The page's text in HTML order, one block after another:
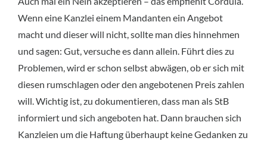
Wenn eine Kanzlei einem Mandanten ein Angebot
macht und dieser will nicht, sollte man dies hinnehmen
und sagen: Gut, versuche es dann allein. Führt dies zu
Problemen, wird er schon selbst abwägen, ob er sich mit
diesen rumschlagen oder den angebotenen Preis zahlen
will. Wichtig ist, zu dokumentieren, dass man als StB
informiert und sich angeboten hat. Dann brauchen sich
Kanzleien um die Haftung überhaupt keine Gedanken zu